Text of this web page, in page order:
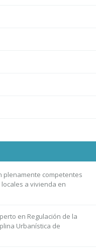
plenamente competentes
a vivienda en
en Regulación de la
Urbanística de